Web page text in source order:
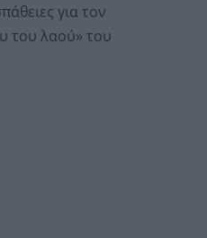
για τον
του λαού» του